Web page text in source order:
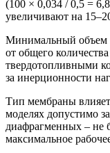
(100 × 0,034 / 0,5 =
увеличивают на
Минимальный объем
от общего
твердотопливными
за инерционности
Тип мембраны
моделях допустимо
диафрагменных – не
максимальное